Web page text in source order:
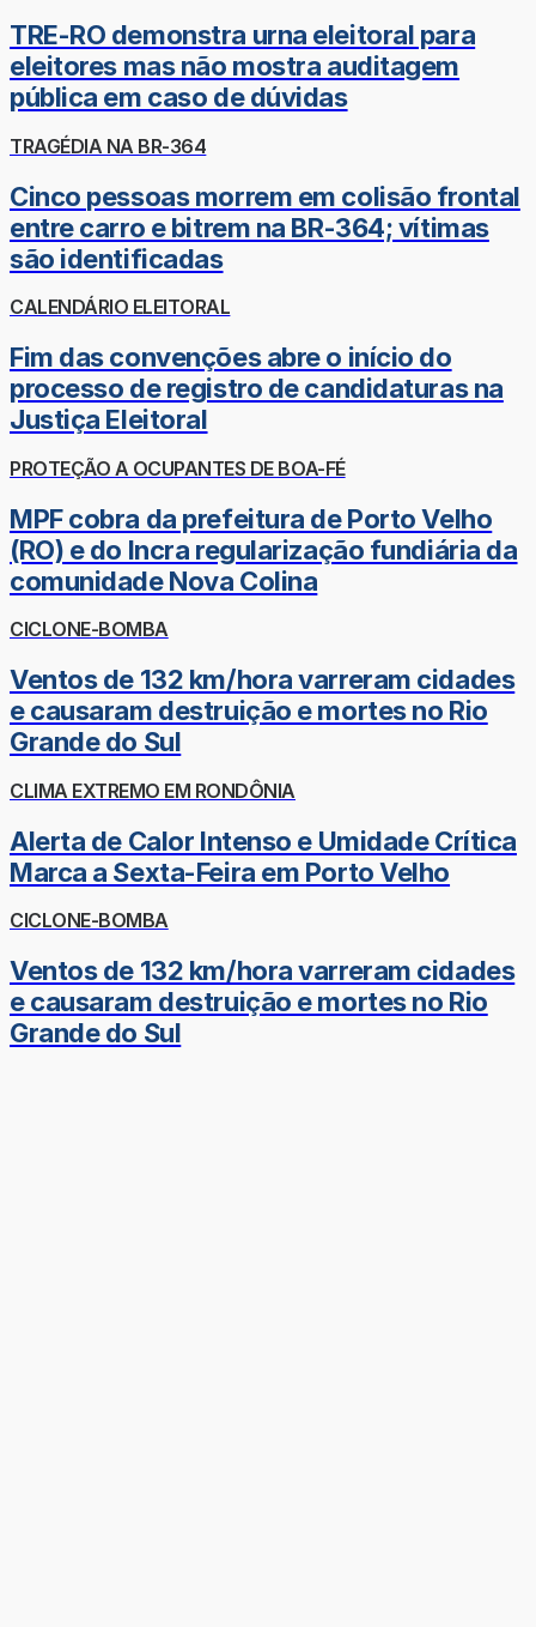
TRE-RO demonstra urna eleitoral para
eleitores mas não mostra auditagem
pública em caso de dúvidas
TRAGÉDIA NA BR-364
Cinco pessoas morrem em colisão frontal
entre carro e bitrem na BR-364; vítimas
são identificadas
CALENDÁRIO ELEITORAL
Fim das convenções abre o início do
processo de registro de candidaturas na
Justiça Eleitoral
PROTEÇÃO A OCUPANTES DE BOA-FÉ
MPF cobra da prefeitura de Porto Velho
(RO) e do Incra regularização fundiária da
comunidade Nova Colina
CICLONE-BOMBA
Ventos de 132 km/hora varreram cidades
e causaram destruição e mortes no Rio
Grande do Sul
CLIMA EXTREMO EM RONDÔNIA
Alerta de Calor Intenso e Umidade Crítica
Marca a Sexta-Feira em Porto Velho
CICLONE-BOMBA
Ventos de 132 km/hora varreram cidades
e causaram destruição e mortes no Rio
Grande do Sul